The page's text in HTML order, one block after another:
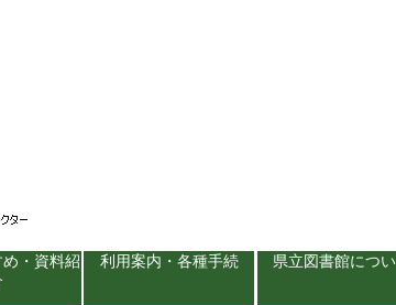
・資料紹
利用案内・各種手続 県立図書館につ